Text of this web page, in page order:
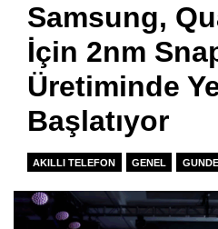
Samsung,
İçin 2nm
Üretiminde
Başlatıyor
AKILLI TELEFON GENEL